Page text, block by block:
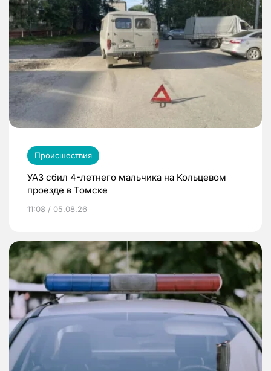
Происшествия
УАЗ сбил 4-летнего мальчика на Кольцевом
проезде в Томске
11:08 / 05.08.26